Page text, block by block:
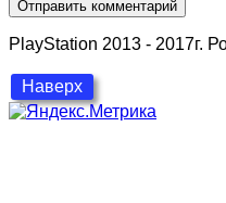
PlayStation 2013 - 2017г.
Наверх